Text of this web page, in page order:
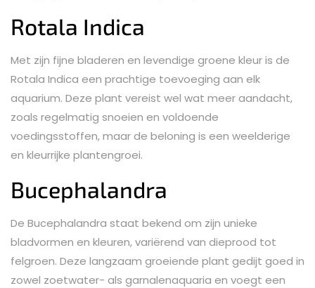
Rotala Indica
Met zijn fijne bladeren en levendige groene kleur is de
Rotala Indica een prachtige toevoeging aan elk
aquarium. Deze plant vereist wel wat meer aandacht,
zoals regelmatig snoeien en voldoende
voedingsstoffen, maar de beloning is een weelderige
en kleurrijke plantengroei.
Bucephalandra
De Bucephalandra staat bekend om zijn unieke
bladvormen en kleuren, variërend van dieprood tot
felgroen. Deze langzaam groeiende plant gedijt goed in
zowel zoetwater- als garnalenaquaria en voegt een